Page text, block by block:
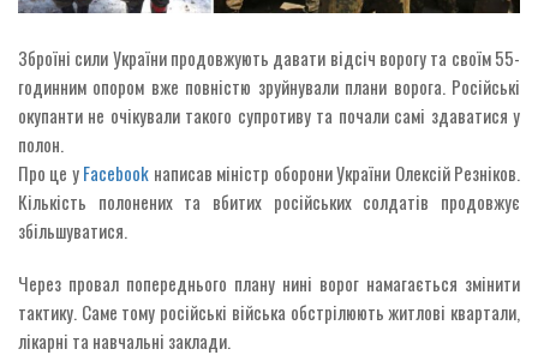
Зброїні сили України продовжують давати відсіч ворогу та своїм 55-
годинним опором вже повністю зруйнували плани ворога. Російські
окупанти не очікували такого супротиву та почали самі здаватися у
полон.
Про це уFacebook написав міністр оборони України Олексій Резніков.
Кількість полонених та вбитих російських солдатів продовжує
збільшуватися.
Через провал попереднього плану нині ворог намагається змінити
тактику. Саме тому російські війська обстрілюють житлові квартали,
лікарні та навчальні заклади.